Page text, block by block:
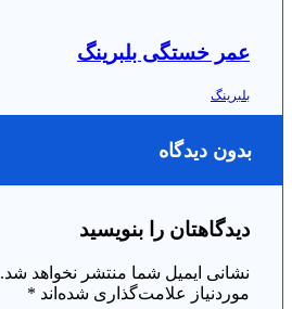
عمر خستگی بلبرینگ
بلبرینگ
بدون دیدگاه
دیدگاهتان را بنویسید
نشانی ایمیل شما منتشر نخواهد شد.
موردنیاز علامت‌گذاری شده‌اند *